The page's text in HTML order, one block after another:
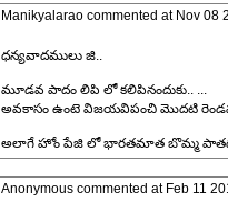
Manikyalaraocommented at Nov 08
ధన్యవాదములు జి..
మూడవ పాదం లిపి లో కలిపినందుకు.. ...
అవకాసం ఉంటె విజయవిపంచి మొదటి
అలాగే హోం పేజి లో భారతమాత బొమ్మ పాతది
Anonymouscommented at Feb 11